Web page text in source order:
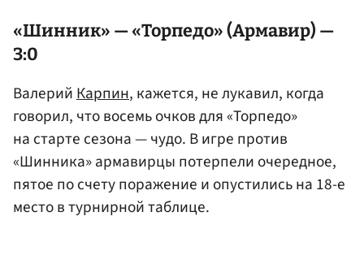
«Шинник» — «Торпедо» (Армавир) —
3:0
ВалерийКарпин, кажется, не лукавил, когда
говорил, что восемь очков для «Торпедо»
на старте сезона — чудо. В игре против
«Шинника» армавирцы потерпели очередное,
пятое по счету поражение и опустились на 18-е
место в турнирной таблице.